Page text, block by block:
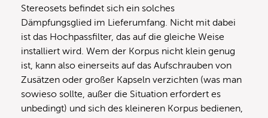
Stereosets befindet sich ein solches
Dämpfungsglied im Lieferumfang. Nicht mit dabei
ist das Hochpassfilter, das auf die gleiche Weise
installiert wird. Wem der Korpus nicht klein genug
ist, kann also einerseits auf das Aufschrauben von
Zusätzen oder großer Kapseln verzichten (was man
sowieso sollte, außer die Situation erfordert es
unbedingt) und sich des kleineren Korpus bedienen,